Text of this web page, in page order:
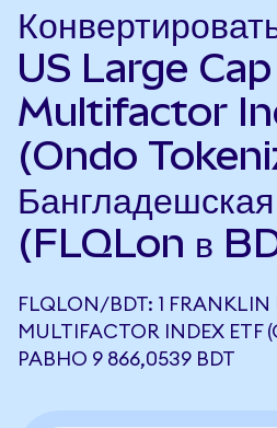
US Large Cap
Multifactor
(Ondo
(FLQLon в
FLQLON/BDT: 1 FRANKLIN
MULTIFACTOR INDEX ETF
РАВНО 9 866,0539 BDT